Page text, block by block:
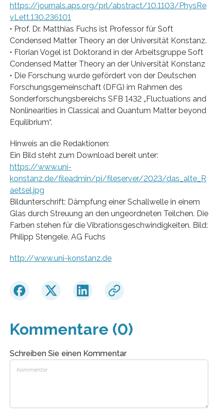
https://journals.aps.org/prl/abstract/10.1103/PhysRe
vLett.130.236101
• Prof. Dr. Matthias Fuchs ist Professor für Soft
Condensed Matter Theory an der Universität Konstanz.
• Florian Vogel ist Doktorand in der Arbeitsgruppe Soft
Condensed Matter Theory an der Universität Konstanz
• Die Forschung wurde gefördert von der Deutschen
Forschungsgemeinschaft (DFG) im Rahmen des
Sonderforschungsbereichs SFB 1432 „Fluctuations and
Nonlinearities in Classical and Quantum Matter beyond
Equilibrium“.
Hinweis an die Redaktionen:
Ein Bild steht zum Download bereit unter:
https://www.uni-
konstanz.de/fileadmin/pi/fileserver/2023/das_alte_R
aetsel.jpg
Bildunterschrift: Dämpfung einer Schallwelle in einem
Glas durch Streuung an den ungeordneten Teilchen. Die
Farben stehen für die Vibrationsgeschwindigkeiten. Bild:
Philipp Stengele, AG Fuchs
http://www.uni-konstanz.de
Kommentare (0)
Schreiben Sie einen Kommentar